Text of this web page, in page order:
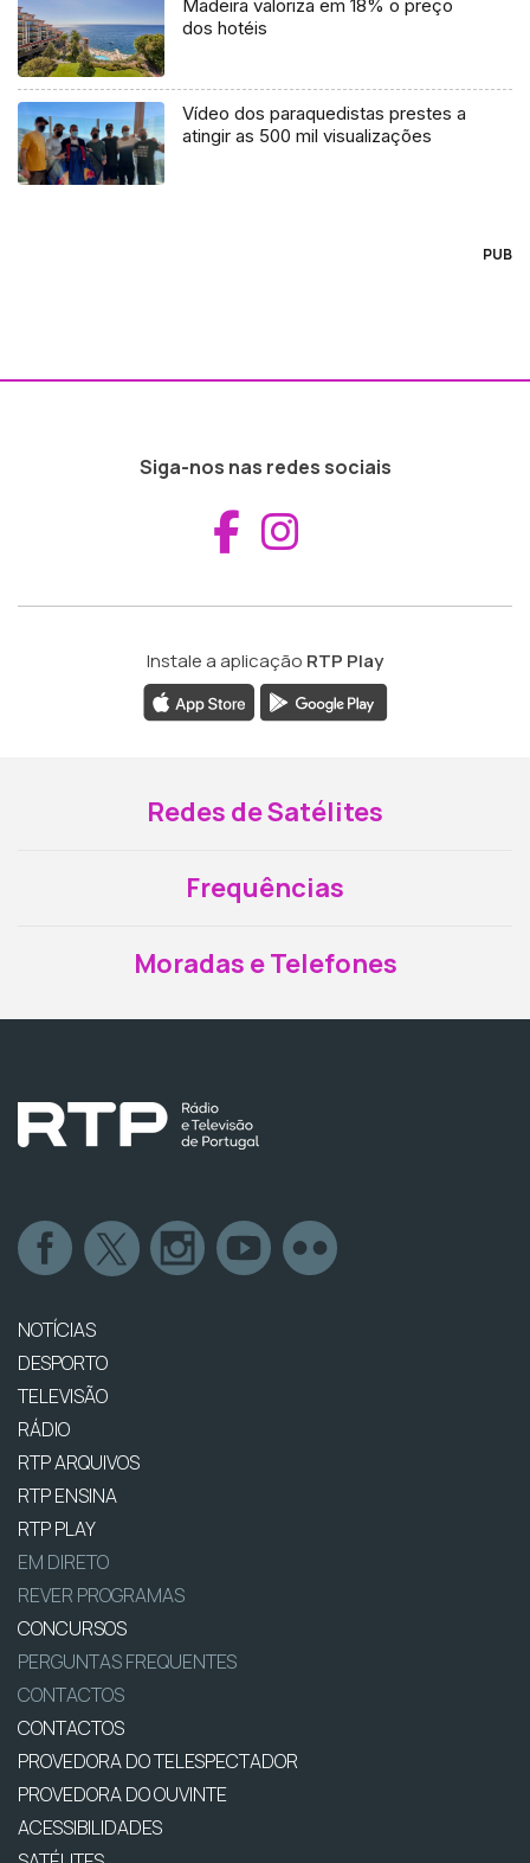
Madeira valoriza em 18% o preço
dos hotéis
Vídeo dos paraquedistas prestes a
atingir as 500 mil visualizações
PUB
Siga-nos nas redes sociais
Aceder ao
Instale a aplicação RTP Play
Redes de Satélites
Frequências
Moradas e Telefones
NOTÍCIAS
DESPORTO
TELEVISÃO
RÁDIO
RTP ARQUIVOS
RTP ENSINA
RTP PLAY
EM DIRETO
REVER PROGRAMAS
CONCURSOS
PERGUNTAS FREQUENTES
CONTACTOS
CONTACTOS
PROVEDORA DO TELESPECTADOR
PROVEDORA DO OUVINTE
ACESSIBILIDADES